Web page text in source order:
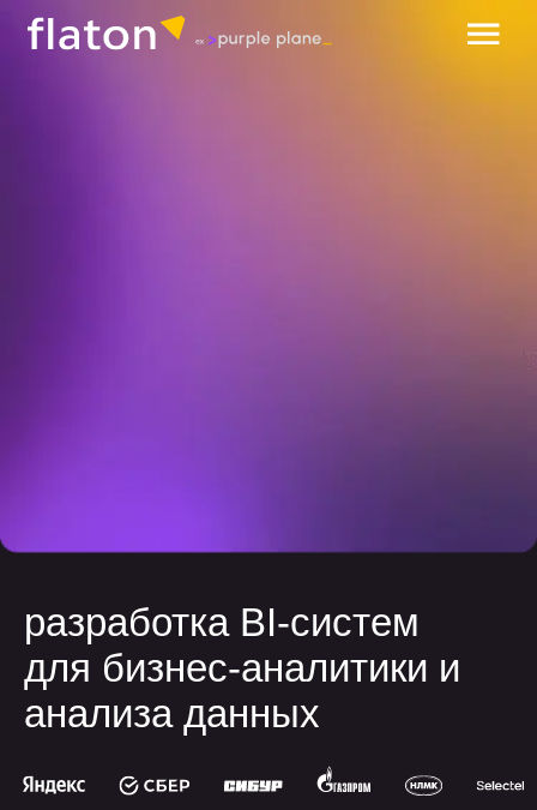
обсудить проект
для бизнес-аналитики и
обсудить проект